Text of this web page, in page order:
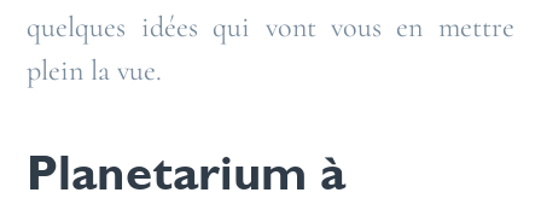
quelques idées qui vont vous en mettre
plein la vue.
Planetarium à